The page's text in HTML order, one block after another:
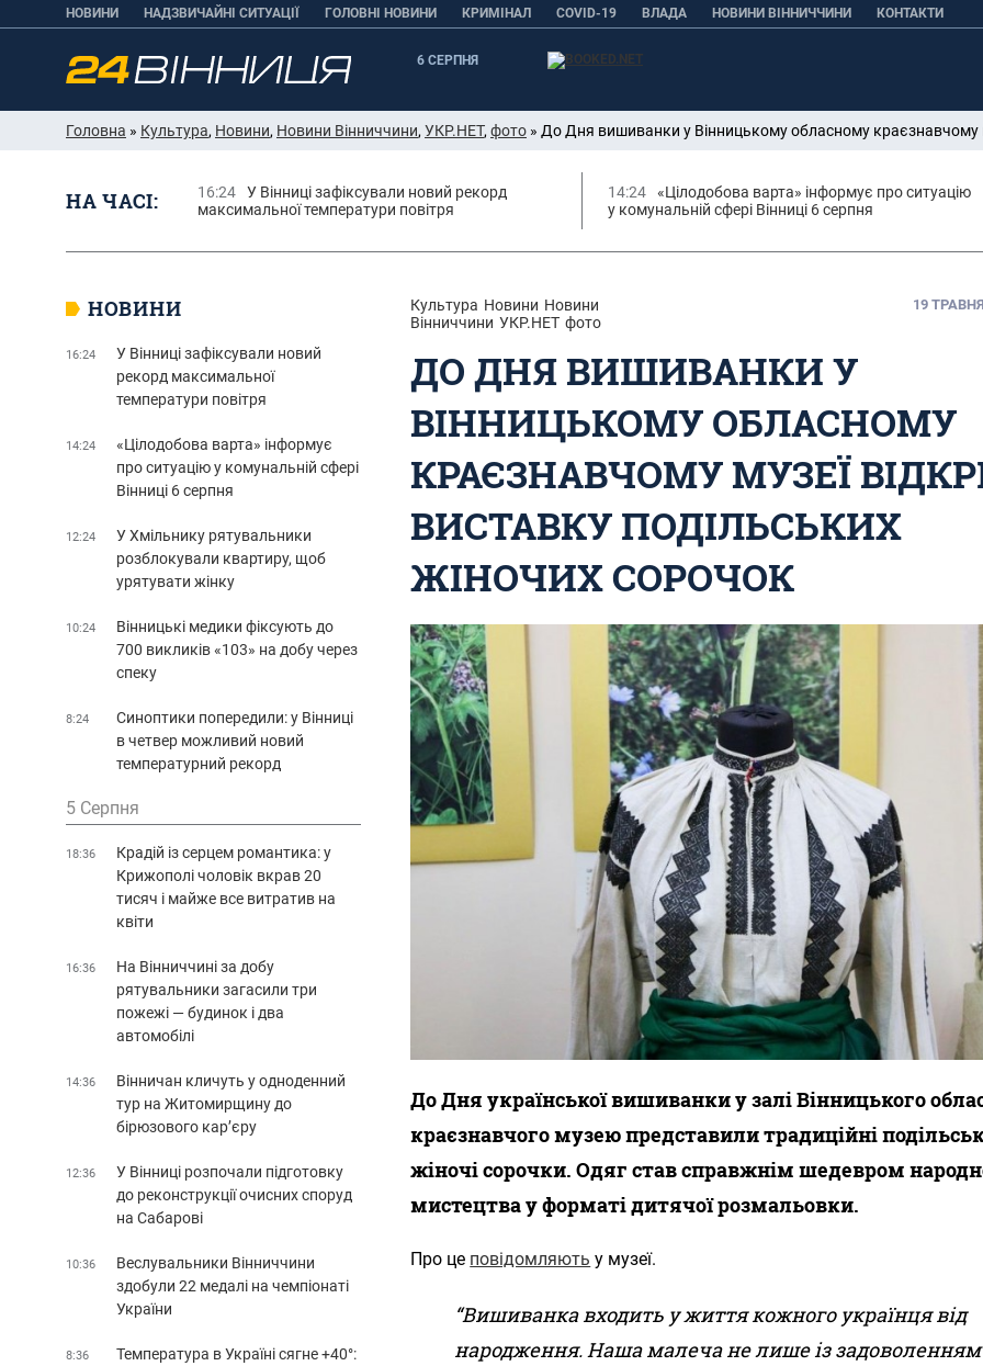
НОВИНИ НАДЗВИЧАЙНІ СИТУАЦІЇ ГОЛОВНІ НОВИНИ КРИМІНАЛ COVID-19 ВЛАДА НОВИНИ ВІННИЧЧИНИ КОНТАКТИ
6 СЕРПНЯ
Головна » Культура, Новини, Новини Вінниччини, УКР.НЕТ, фото » До Дня вишиванки у Вінницькому обласному краєзнавчому
НА ЧАСІ: 16:24
У Вінниці зафіксували новий рекорд
максимальної температури повітря
14:24
«Цілодобова варта» інформує про ситуацію
у комунальній сфері Вінниці 6 серпня
Культура Новини Новини
Вінниччини УКР.НЕТ фото
19
ДО ДНЯ ВИШИВАНКИ У
ВІННИЦЬКОМУ ОБЛАСНОМУ
КРАЄЗНАВЧОМУ МУЗЕЇ
ВИСТАВКУ ПОДІЛЬСЬКИХ
ЖІНОЧИХ СОРОЧОК
До Дня української вишиванки у залі Вінницького
краєзнавчого музею представили традиційні
жіночі сорочки. Одяг став справжнім шедевром
мистецтва у форматі дитячої розмальовки.
Про це повідомляють у музеї.
“Вишиванка входить у життя кожного українця від
народження. Наша малеча не лише із задоволенням
НОВИНИ
16:24
У Вінниці зафіксували новий
рекорд максимальної
температури повітря
14:24
«Цілодобова варта» інформує
про ситуацію у комунальній сфері
Вінниці 6 серпня
12:24
У Хмільнику рятувальники
розблокували квартиру, щоб
урятувати жінку
10:24
Вінницькі медики фіксують до
700 викликів «103» на добу через
спеку
8:24
Синоптики попередили: у Вінниці
в четвер можливий новий
температурний рекорд
5 Серпня
18:36
Крадій із серцем романтика: у
Крижополі чоловік вкрав 20
тисяч і майже все витратив на
квіти
16:36
На Вінниччині за добу
рятувальники загасили три
пожежі — будинок і два
автомобілі
14:36
Вінничан кличуть у одноденний
тур на Житомирщину до
бірюзового кар’єру
12:36
У Вінниці розпочали підготовку
до реконструкції очисних споруд
на Сабарові
10:36
Веслувальники Вінниччини
здобули 22 медалі на чемпіонаті
України
8:36
Температура в Україні сягне +40°: